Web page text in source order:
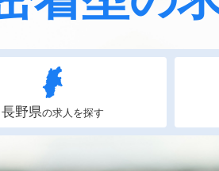
長野県の求人を探す